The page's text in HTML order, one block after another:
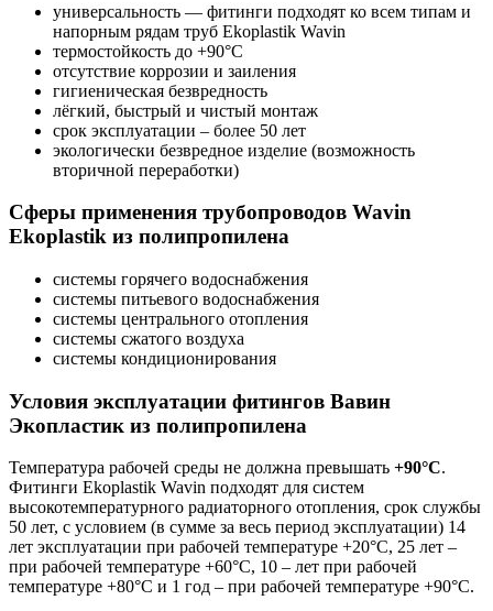
универсальность — фитинги подходят ко всем типам и
напорным рядам труб Ekoplastik Wavin
термостойкость до +90°C
отсутствие коррозии и заиления
гигиеническая безвредность
лёгкий, быстрый и чистый монтаж
срок эксплуатации – более 50 лет
экологически безвредное изделие (возможность
вторичной переработки)
Сферы применения трубопроводов Wavin
Ekoplastik из полипропилена
системы горячего водоснабжения
системы питьевого водоснабжения
системы центрального отопления
системы сжатого воздуха
системы кондиционирования
Условия эксплуатации фитингов Вавин
Экопластик из полипропилена
Температура рабочей среды не должна превышать +90°C.
Фитинги Ekoplastik Wavin подходят для систем
высокотемпературного радиаторного отопления, срок службы
50 лет, с условием (в сумме за весь период эксплуатации) 14
лет эксплуатации при рабочей температуре +20°С, 25 лет –
при рабочей температуре +60°С, 10 – лет при рабочей
температуре +80°С и 1 год – при рабочей температуре +90°С.